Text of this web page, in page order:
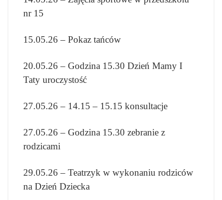
nr 15
15.05.26 – Pokaz tańców
20.05.26 – Godzina 15.30 Dzień Mamy I
Taty uroczystość
27.05.26 – 14.15 – 15.15 konsultacje
27.05.26 – Godzina 15.30 zebranie z
rodzicami
29.05.26 – Teatrzyk w wykonaniu rodziców
na Dzień Dziecka